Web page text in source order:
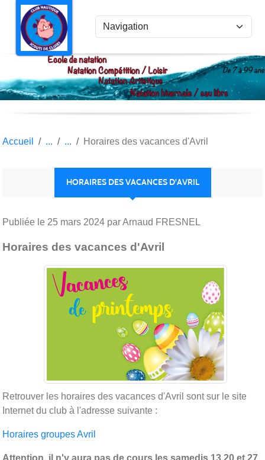
Accueil Horaires des vacances d'Avril
HORAIRES DES VACANCES D'AVRIL
Publiée le 25 mars 2024 par Arnaud FRESNEL
Horaires des vacances d'Avril
Retrouver les horaires des vacances d'Avril sont sur le site
Internet du club à l'adresse suivante :
Horaires groupes Avril
Attention, il n'y aura pas de cours les samedis 13,20 et 27
Panneau de gestion des cookies